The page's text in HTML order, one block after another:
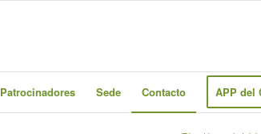
Patrocinadores Sede Contacto APP del